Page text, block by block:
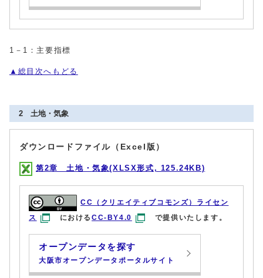
1－1：主要指標
▲ 総目次へもどる
2 土地・気象
ダウンロードファイル（Excel版）
第2章 土地・気象(XLSX形式, 125.24KB)
CC（クリエイティブコモンズ）ライセン
ス
におけるCC-BY4.0 で提供いたします。
オープンデータを探す
大阪市オープンデータポータルサイト